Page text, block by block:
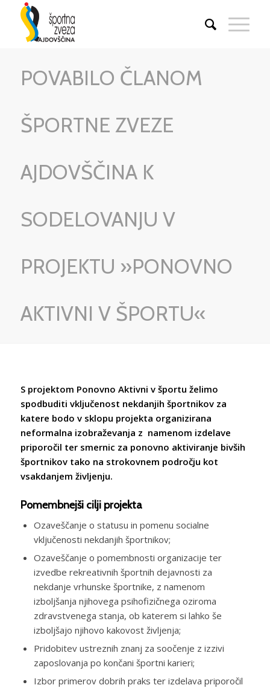
POVABILO ČLANOM
ŠPORTNE ZVEZE
AJDOVŠČINA K
SODELOVANJU V
PROJEKTU »PONOVNO
AKTIVNI V ŠPORTU«
S projektom Ponovno Aktivni v športu želimo
spodbuditi vključenost nekdanjih športnikov za
katere bodo v sklopu projekta organizirana
neformalna izobraževanja z namenom izdelave
priporočil ter smernic za ponovno aktiviranje bivših
športnikov tako na strokovnem področju kot
vsakdanjem življenju.
Pomembnejši cilji projekta
Ozaveščanje o statusu in pomenu socialne
vključenosti nekdanjih športnikov;
Ozaveščanje o pomembnosti organizacije ter
izvedbe rekreativnih športnih dejavnosti za
nekdanje vrhunske športnike, z namenom
izboljšanja njihovega psihofizičnega oziroma
zdravstvenega stanja, ob katerem si lahko še
izboljšajo njihovo kakovost življenja;
Pridobitev ustreznih znanj za soočenje z izzivi
zaposlovanja po končani športni karieri;
Izbor primerov dobrih praks ter izdelava priporočil